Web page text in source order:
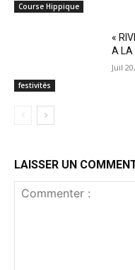
Course Hippique
festivités
«
A LA
Juil
LAISSER UN